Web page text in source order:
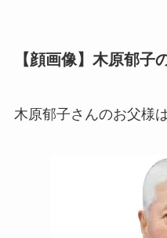
【顔画像】木原郁子
木原郁子さんのお父様